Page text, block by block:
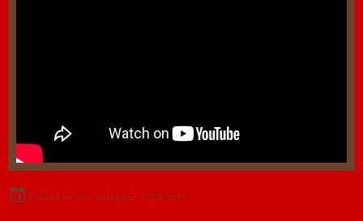
Date de dernière mise à jour : 27/08/2017